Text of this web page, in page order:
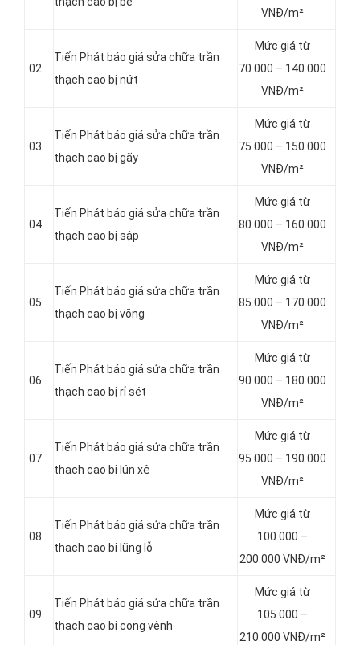
VNĐ/m²
02
Tiến Phát báo giá sửa chữa trần
thạch cao bị nứt
Mức giá từ
70.000 – 140.000
VNĐ/m²
03
Tiến Phát báo giá sửa chữa trần
thạch cao bị gãy
Mức giá từ
75.000 – 150.000
VNĐ/m²
04
Tiến Phát báo giá sửa chữa trần
thạch cao bị sập
Mức giá từ
80.000 – 160.000
VNĐ/m²
05
Tiến Phát báo giá sửa chữa trần
thạch cao bị võng
Mức giá từ
85.000 – 170.000
VNĐ/m²
06
Tiến Phát báo giá sửa chữa trần
thạch cao bị rỉ sét
Mức giá từ
90.000 – 180.000
VNĐ/m²
07
Tiến Phát báo giá sửa chữa trần
thạch cao bị lún xệ
Mức giá từ
95.000 – 190.000
VNĐ/m²
08
Tiến Phát báo giá sửa chữa trần
thạch cao bị lũng lỗ
Mức giá từ
100.000 –
200.000 VNĐ/m²
09
Tiến Phát báo giá sửa chữa trần
thạch cao bị cong vênh
Mức giá từ
105.000 –
210.000 VNĐ/m²